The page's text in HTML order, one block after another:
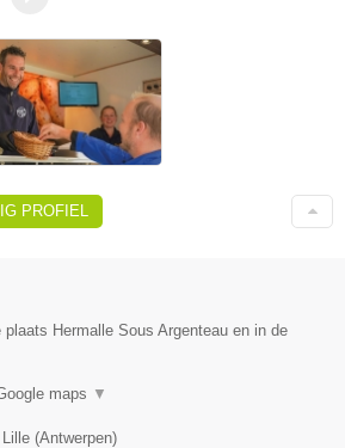
PROFIEL
Hermalle Sous Argenteau en in de
maps ▼
Lille (Antwerpen)